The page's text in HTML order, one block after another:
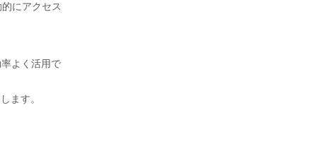
にアクセス
よく活用で
ます。